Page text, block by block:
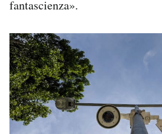
fantascienza».